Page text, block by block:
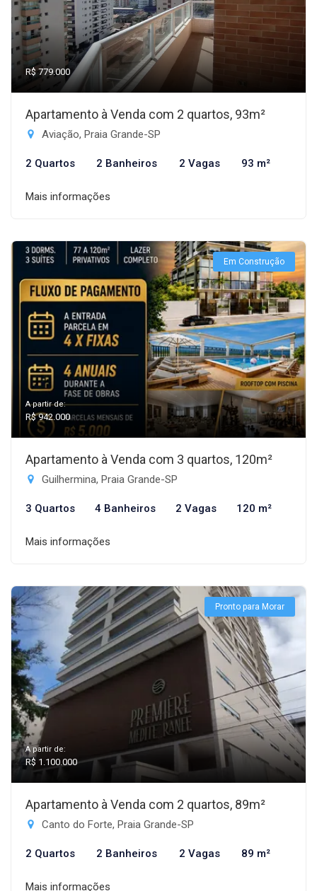
R$ 779.000
Apartamento à Venda com 2 quartos, 93m²
Aviação, Praia Grande-SP
2 Quartos 2 Banheiros 2 Vagas 93 m²
Mais informações
Em Construção
A partir de:
R$ 942.000
Apartamento à Venda com 3 quartos, 120m²
Guilhermina, Praia Grande-SP
3 Quartos 4 Banheiros 2 Vagas 120 m²
Mais informações
Pronto para Morar
A partir de:
R$ 1.100.000
Apartamento à Venda com 2 quartos, 89m²
Canto do Forte, Praia Grande-SP
2 Quartos 2 Banheiros 2 Vagas 89 m²
Mais informações